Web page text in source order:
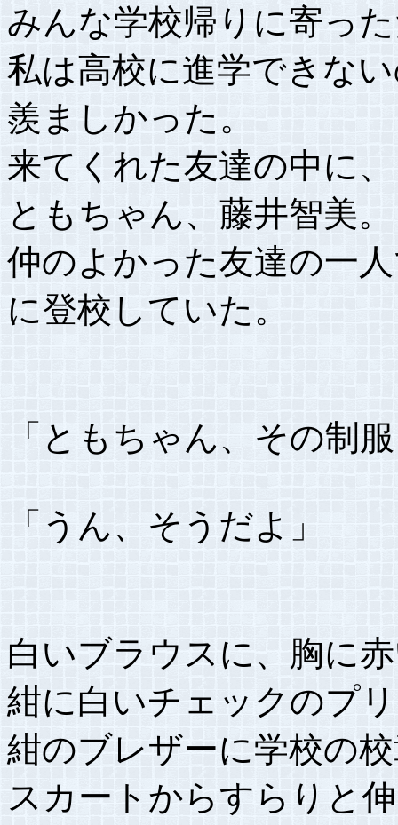
みんな学校帰りに寄っ
私は高校に進学できな
羨ましかった。
来てくれた友達の中に
ともちゃん、藤井智美。
仲のよかった友達の一
に登校していた。
「ともちゃん、その制
「うん、そうだよ」
白いブラウスに、胸に
紺に白いチェックのプ
紺のブレザーに学校の
スカートからすらりと